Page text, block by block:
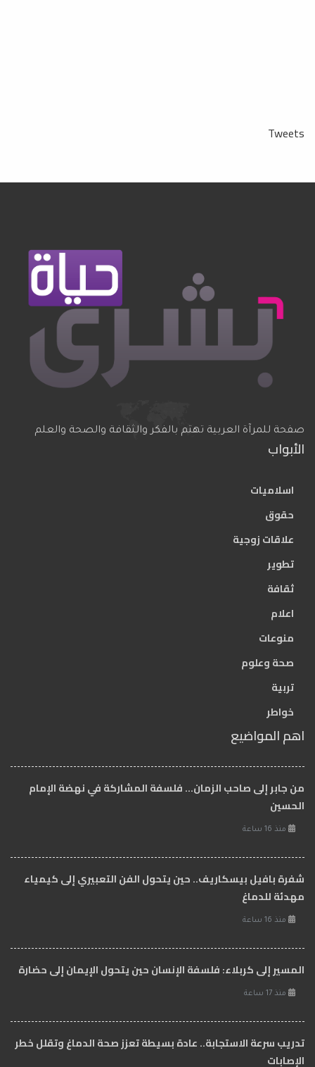
Tweets
صفحة للمرآة العربية تهتم بالفكر والثقافة والصحة والعلم
الأبواب
اسلاميات
حقوق
علاقات زوجية
تطوير
ثقافة
اعلام
منوعات
صحة وعلوم
تربية
خواطر
اهم المواضيع
من جابر إلى صاحب الزمان… فلسفة المشاركة في نهضة الإمام
الحسين
منذ 16 ساعة
شفرة بافيل بيسكاريف.. حين يتحول الفن التعبيري إلى كيمياء
مهدئة للدماغ
منذ 16 ساعة
المسير إلى كربلاء: فلسفة الإنسان حين يتحول الإيمان إلى حضارة
منذ 17 ساعة
تدريب سرعة الاستجابة.. عادة بسيطة تعزز صحة الدماغ وتقلل خطر
الإصابات